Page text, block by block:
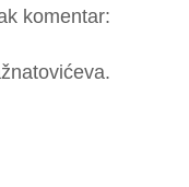
komentar: